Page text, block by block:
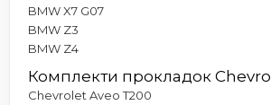
BMW X7 G07
BMW Z3
BMW Z4
Комплекти прокладок
Chevrolet Aveo T200